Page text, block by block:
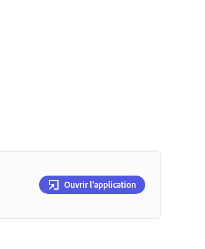
Ouvrir l’application